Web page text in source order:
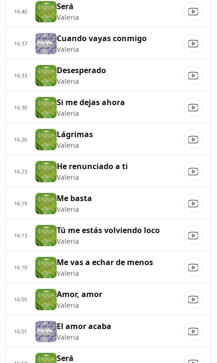
16:40 Será
Valeria
16:37 Cuando vayas conmigo
Valeria
16:33 Desesperado
Valeria
16:30 Si me dejas ahora
Valeria
16:26 Lágrimas
Valeria
16:23 He renunciado a ti
Valeria
16:19 Me basta
Valeria
16:13 Tú me estás volviendo loco
Valeria
16:10 Me vas a echar de menos
Valeria
16:05 Amor, amor
Valeria
16:01 El amor acaba
Valeria
Será